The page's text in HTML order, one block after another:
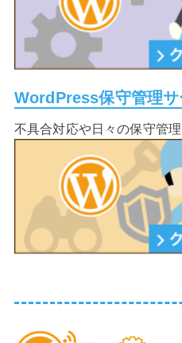
WordPress保守管理サ
不具合対応や日々の保守管